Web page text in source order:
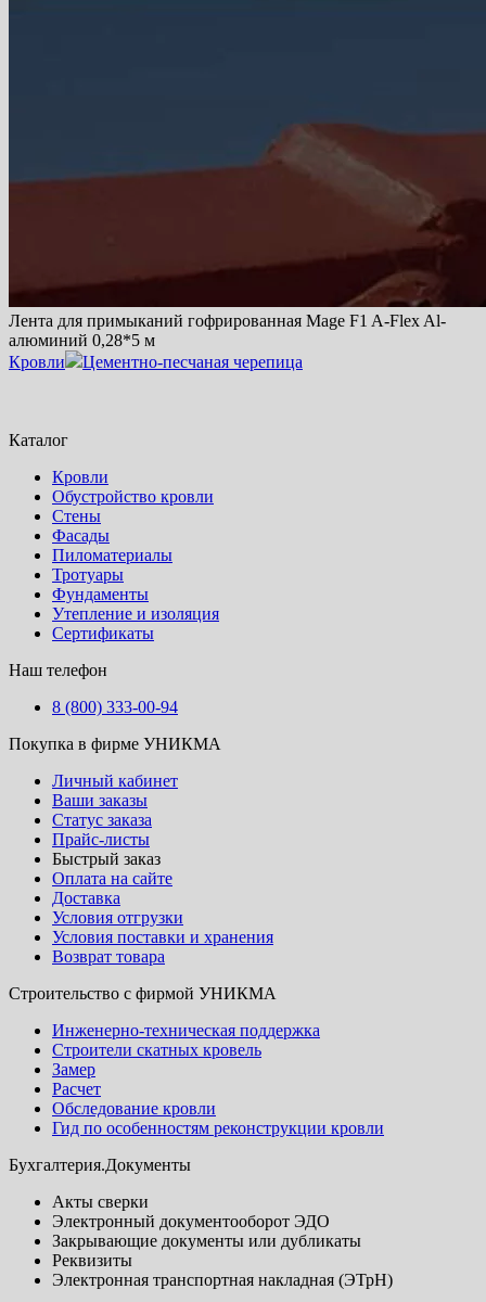
Лента для примыканий гофрированная Mage F1 A-Flex Al-
алюминий 0,28*5 м
Кровли
Цементно-песчаная черепица
Каталог
Кровли
Обустройство кровли
Стены
Фасады
Пиломатериалы
Тротуары
Фундаменты
Утепление и изоляция
Сертификаты
Наш телефон
8 (800) 333-00-94
Покупка в фирме УНИКМА
Личный кабинет
Ваши заказы
Статус заказа
Прайс-листы
Быстрый заказ
Оплата на сайте
Доставка
Условия отгрузки
Условия поставки и хранения
Возврат товара
Строительство с фирмой УНИКМА
Инженерно-техническая поддержка
Строители скатных кровель
Замер
Расчет
Обследование кровли
Гид по особенностям реконструкции кровли
Бухгалтерия.Документы
Акты сверки
Электронный документооборот ЭДО
Закрывающие документы или дубликаты
Реквизиты
Электронная транспортная накладная (ЭТрН)